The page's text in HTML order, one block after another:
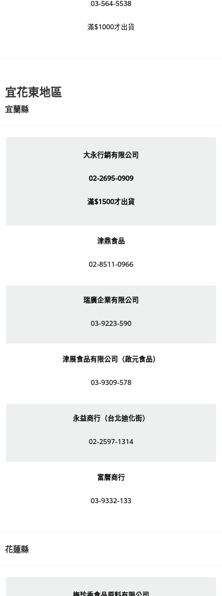
03-564-5538
滿$1000才出貨
宜花東地區
宜蘭縣
大永行銷有限公司
02-2695-0909
滿$1500才出貨
津鼎食品
02-8511-0966
瑞廣企業有限公司
03-9223-590
津展食品有限公司（啟元食品）
03-9309-578
永益商行（台北迪化街）
02-2597-1314
富曆商行
03-9332-133
花蓮縣